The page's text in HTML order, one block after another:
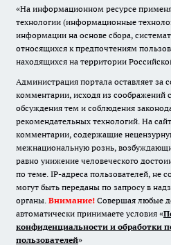
«На информационном ресурсе
технологии (информационные
информации на основе сбора,
относящихся к предпочтениям
находящихся на территории
Администрация портала оставляет за
комментарии, исходя из соображений
обсуждения тем и соблюдения
рекомендательных технологий. На
комментарии, содержащие
межнациональную рознь,
равно унижение человеческого
по теме. IP-адреса пользователей, не
могут быть переданы по запросу в
органы. Внимание! Совершая любые
автоматически принимаете условия «
конфиденциальности и обработки
пользователей»